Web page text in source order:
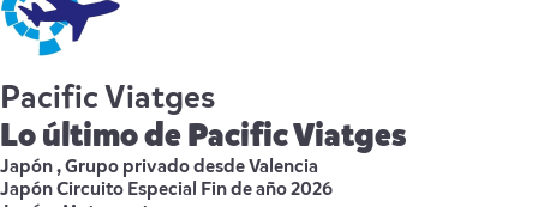
Pacific Viatges
Lo último de Pacific Viatges
Japón , Grupo privado desde Valencia
Japón Circuito Especial Fin de año 2026